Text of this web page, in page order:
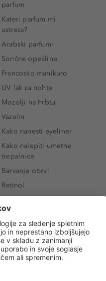
parfum
Kateri parfum mi
ustreza?
Arabski parfumi
Sončne opekline
Francosko manikuro
UV lak za nohte
Mozolji na hrbtu
Vazelin
Kako nanesti eyeliner
Kako nalepiti umetne
trepalnice
Barvanje obrvi
Retinol
Niacinamid
Rozacea
Salicilna kislina